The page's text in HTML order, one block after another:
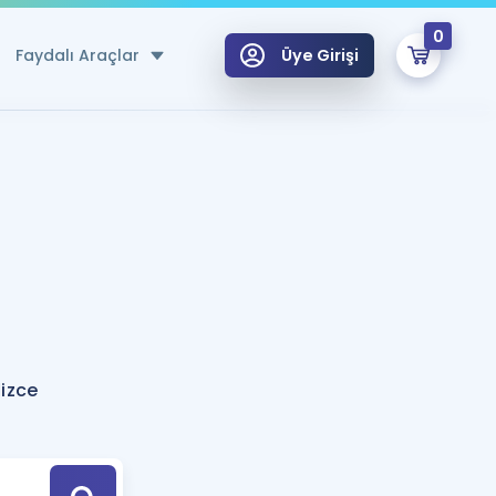
Faydalı Araçlar
Hesaplama Aracı
için Öneriler
Tek Takvimde
Üye Girişi
0